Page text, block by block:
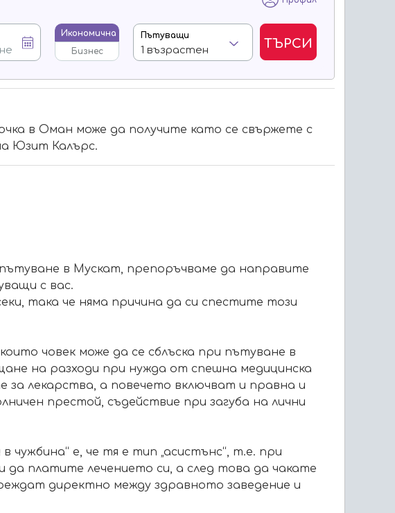
Икономична
Бизнес
Пътуващи
ТЪРСИ
в Оман може да получите като се свържете с
Юзит Калърс.
в Мускат, препоръчваме да направите
с вас.
така че няма причина да си спестите този
човек може да се сблъска при пътуване в
на разходи при нужда от спешна медицинска
за лекарства, а повечето включват и правна и
престой, съдействие при загуба на лични
е, че тя е тип „асистънс“, т.е. при
да платите лечението си, а след това да чакате
директно между здравното заведение и